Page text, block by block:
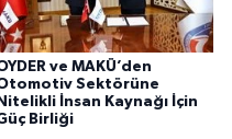
ve MAKÜ’den
Sektörüne
Nitelikli İnsan Kaynağı İçin
Birliği